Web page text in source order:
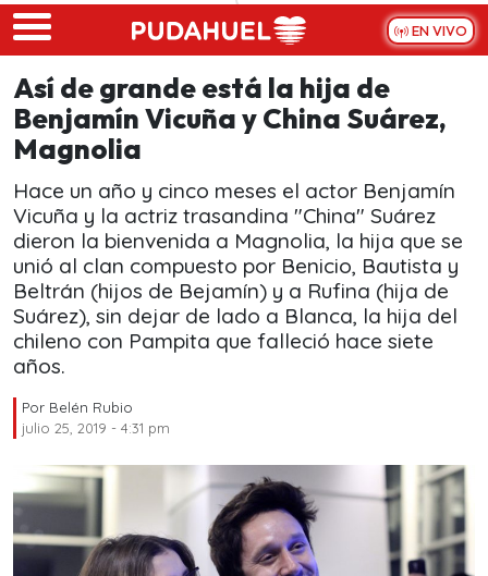
Skip to main content
EN VIVO
Así de grande está la hija de
Benjamín Vicuña y China Suárez,
Magnolia
Hace un año y cinco meses el actor Benjamín
Vicuña y la actriz trasandina "China" Suárez
dieron la bienvenida a Magnolia, la hija que se
unió al clan compuesto por Benicio, Bautista y
Beltrán (hijos de Bejamín) y a Rufina (hija de
Suárez), sin dejar de lado a Blanca, la hija del
chileno con Pampita que falleció hace siete
años.
Por Belén Rubio
julio 25, 2019 - 4:31 pm